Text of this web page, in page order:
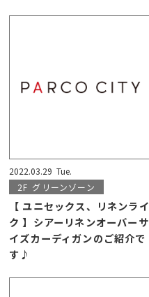
2022.03.29 Tue.
2F グリーンゾーン
【 ユニセックス、リネンライ
ク 】シアーリネンオーバーサ
イズカーディガンのご紹介で
す♪